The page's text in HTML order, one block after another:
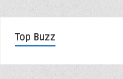
Top Buzz